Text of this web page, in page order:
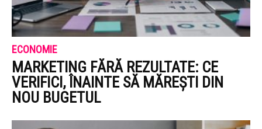
ECONOMIE
MARKETING FĂRĂ REZULTATE: CE
VERIFICI, ÎNAINTE SĂ MĂREȘTI DIN
NOU BUGETUL